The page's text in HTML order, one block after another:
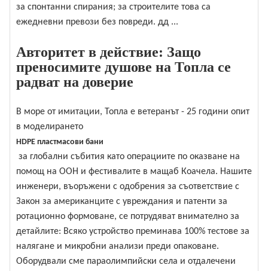
за спонтанни спирания; за строителите това са
ежедневни превози без повреди. дд ...
Авторитет в действие: Защо
преносимите душове на Топла се
радват на доверие
В море от имитации, Топла е ветеранът - 25 години опит
в моделирането
HDPE пластмасови бани
за глобални събития като операциите по оказване на
помощ на ООН и фестивалите в мащаб Коачела. Нашите
инженери, въоръжени с одобрения за съответствие с
Закон за американците с увреждания и патенти за
ротационно формоване, се потрудяват внимателно за
детайлите: Всяко устройство преминава 100% тестове за
налягане и микробни анализи преди опаковане.
Оборудвали сме параолимпийски села и отдалечени